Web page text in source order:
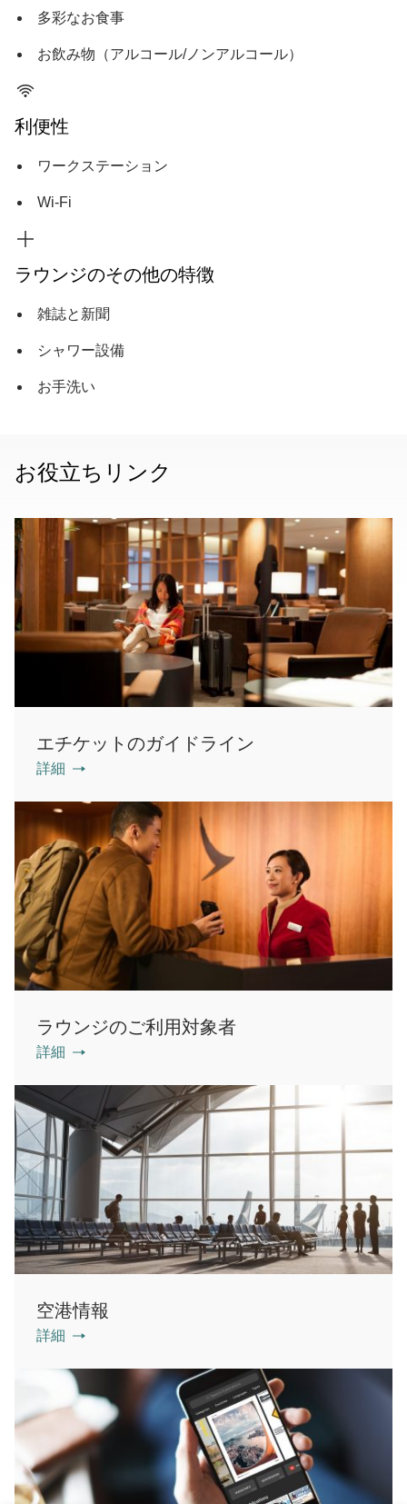
多彩なお食事
お飲み物（アルコール/ノンアルコール）
利便性
ワークステーション
Wi-Fi
ラウンジのその他の特徴
雑誌と新聞
シャワー設備
お手洗い
お役立ちリンク
エチケットのガイドライン
詳細
ラウンジのご利用対象者
詳細
空港情報
詳細